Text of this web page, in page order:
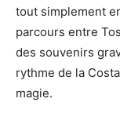
tout simplement
parcours entre
des souvenirs
rythme de la
magie.